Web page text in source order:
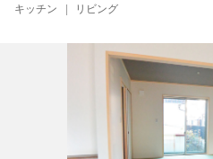
キッチン リビング